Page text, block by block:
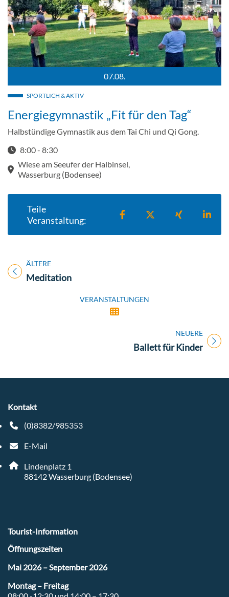
07.08.
SPORTLICH & AKTIV
Energiegymnastik „Fit für den Tag“
Halbstündige Gymnastik aus dem Tai Chi und Qi Gong.
8:00 - 8:30
Startzeit: 8:00
Wiese am Seeufer der Halbinsel,
Wasserburg (Bodensee)
Teile
Veranstaltung:
Teilen auf Facebook
Teilen auf XTeilen auf
ÄLTERE
Titel für Veranstaltung
Meditation
VERANSTALTUNGEN
NEUERE
Titel für Veranstaltung
Ballett für Kinder
Kontakt
(0)8382/985353
Telefonnummer: 4 9 8 3 8 2 9 8 5 3 5 3
E-Mail
E-Mail Adresse: tourist-info@wasserburg-bodensee.de
Adresse:
Lindenplatz 1
88142, 8 8 1 4 2
Wasserburg (Bodensee)
Tourist-Information
Öffnungszeiten
Mai 2026 – September 2026
Montag – Freitag